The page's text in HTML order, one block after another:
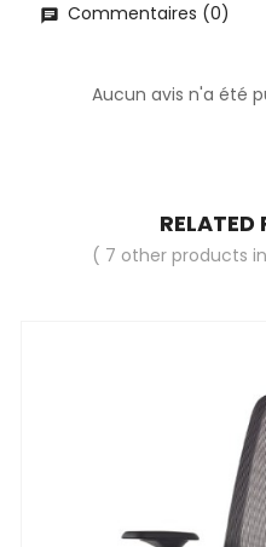
Commentaires (0)
Aucun avis n'a été
RELATED
( 7 other products